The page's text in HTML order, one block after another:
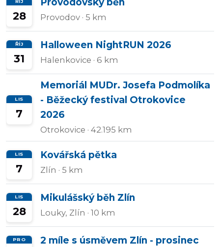
ŘÍJ
28 Provodov · 5 km
ŘÍJ
31
Halloween NightRUN 2026
Halenkovice · 6 km
LIS
7
Memoriál MUDr. Josefa Podmolíka
- Běžecký festival Otrokovice
2026
Otrokovice · 42.195 km
LIS
7
Kovářská pětka
Zlín · 5 km
LIS
28
Mikulášský běh Zlín
Louky, Zlín · 10 km
PRO 2 míle s úsměvem Zlín - prosinec